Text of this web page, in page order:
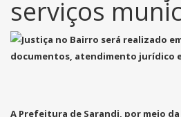
serviços
A Prefeitura de Sarandi, por meio